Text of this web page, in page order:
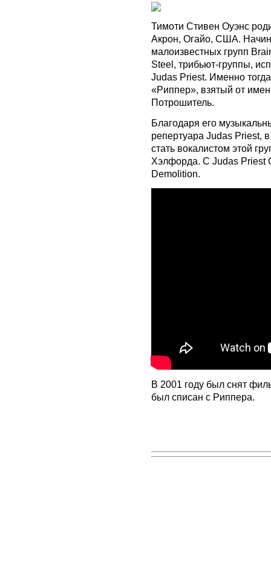
Тимоти Стивен Оуэнс
Акрон, Огайо, США.
малоизвестных групп
Steel, трибьют-группы,
Judas Priest. Именно
«Риппер», взятый от
Потрошитель.
Благодаря его
репертуара Judas Priest,
стать вокалистом этой
Хэлфорда. С Judas Priest
Demolition.
В 2001 году был снят
был списан с Риппера.